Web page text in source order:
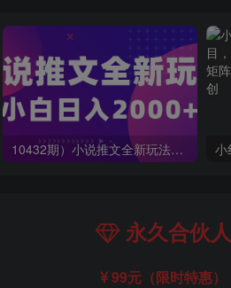
10432期）小说推文全新玩法，5分钟一条原创视频，结合中视频bilibili赚多份收益
永久合伙人
99元（限时特惠）